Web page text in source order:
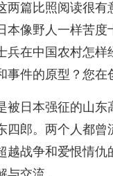
篇比照阅读很有
像野人一样苦度
兵在中国农村怎样
件的原型？您在
被日本强征的山东
四郎。两个人都曾
越战争和爱恨情